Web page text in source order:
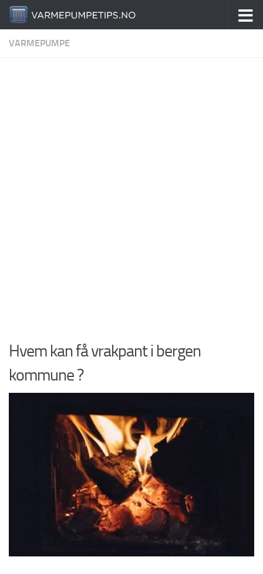
Skip to content
VARMEPUMPE
Hvem kan få vrakpant i bergen
kommune ?